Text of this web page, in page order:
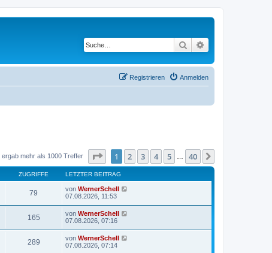
Suche
Anmelden
Registrieren
ergab mehr als 1000 Treffer Seite von40
1 2 3 4 5 40
ZUGRIFFE LETZTER BEITRAG
79 von WernerSchell
07.08.2026, 11:53
165 von WernerSchell
07.08.2026, 07:16
289 von WernerSchell
07.08.2026, 07:14